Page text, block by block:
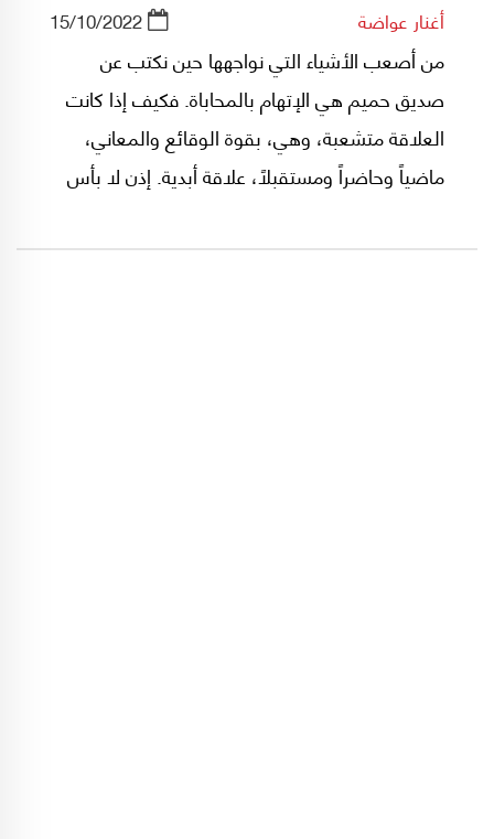
أغنار عواضة 15/10/2022
من أصعب الأشياء التي نواجهها حين نكتب عن
صديق حميم هي الإتهام بالمحاباة. فكيف إذا كانت
العلاقة متشعبة، وهي، بقوة الوقائع والمعاني،
ماضياً وحاضراً ومستقبلاً، علاقة أبدية. إذن لا بأس
الكتابة.. والقصد.